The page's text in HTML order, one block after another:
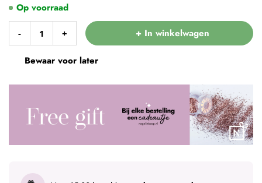
- + + In winkelwagen
Bewaar voor later
Op voorraad